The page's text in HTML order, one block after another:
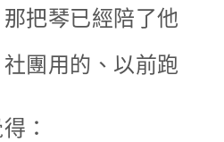
把琴已經陪了他
團用的、以前跑
：